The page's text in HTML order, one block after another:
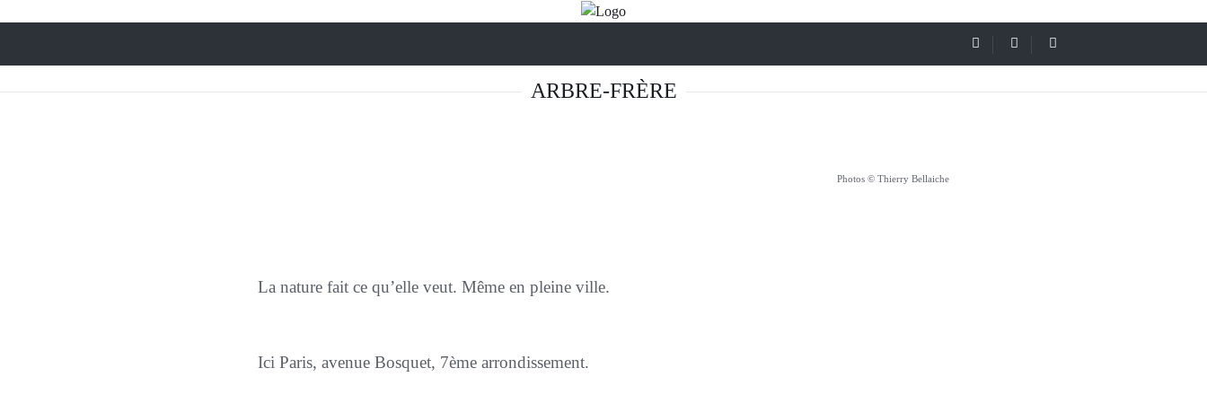
ARBRE-FRÈRE
Photos © Thierry Bellaiche
La nature fait ce qu’elle veut. Même en pleine ville.
Ici Paris, avenue Bosquet, 7ème arrondissement.